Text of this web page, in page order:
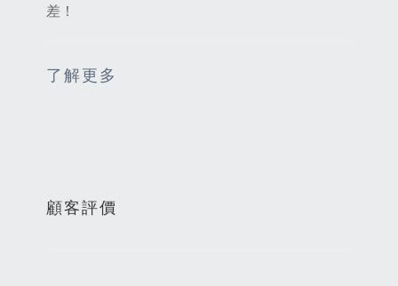
差！
了解更多
顧客評價